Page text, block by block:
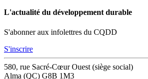
L'actualité du développement durable
S'abonner aux infolettres du CQDD
S'inscrire
580, rue Sacré-Cœur Ouest (siège social)
Alma (QC) G8B 1M3